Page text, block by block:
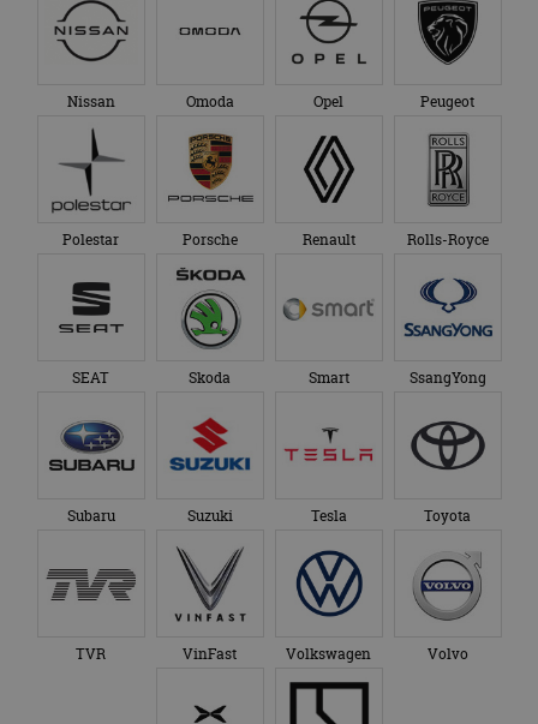
Nissan Omoda Opel Peugeot
Polestar Porsche Renault Rolls-Royce
SEAT Skoda Smart SsangYong
Subaru Suzuki Tesla Toyota
TVR VinFast Volkswagen Volvo